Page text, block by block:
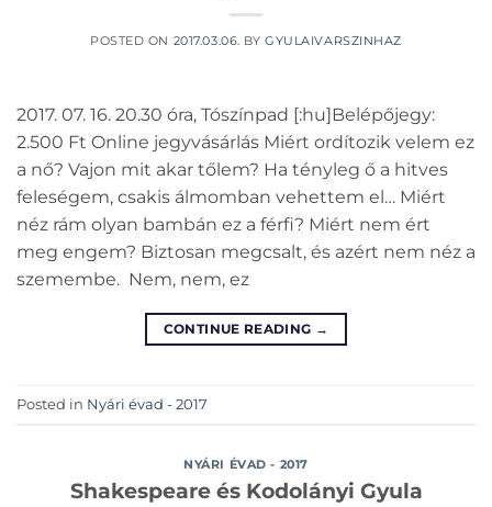
POSTED ON 2017.03.06. BYGYULAIVARSZINHAZ
2017. 07. 16. 20.30 óra, Tószínpad [:hu]Belépőjegy:
2.500 Ft Online jegyvásárlás Miért ordítozik velem ez
a nő? Vajon mit akar tőlem? Ha tényleg ő a hitves
feleségem, csakis álmomban vehettem el… Miért
néz rám olyan bambán ez a férfi? Miért nem ért
meg engem? Biztosan megcsalt, és azért nem néz a
szemembe. Nem, nem, ez
CONTINUE READING →
Posted in Nyári évad - 2017
NYÁRI ÉVAD - 2017
Shakespeare és Kodolányi Gyula